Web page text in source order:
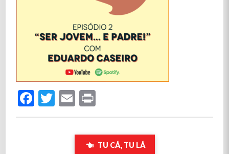
Facebook
Twitter
Email
TU CÁ, TU LÁ